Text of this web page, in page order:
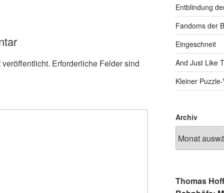
Erforderliche Felder sind
Entblindung
Fandoms der
Eingeschneit
And Just Like
Kleiner
Archiv
Thomas